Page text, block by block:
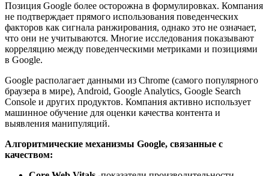
Позиция Google более осторожна в формулировках. Компания
не подтверждает прямого использования поведенческих
факторов как сигнала ранжирования, однако это не означает,
что они не учитываются. Многие исследования показывают
корреляцию между поведенческими метриками и позициями
в Google.
Google располагает данными из Chrome (самого популярного
браузера в мире), Android, Google Analytics, Google Search
Console и других продуктов. Компания активно использует
машинное обучение для оценки качества контента и
выявления манипуляций.
Алгоритмические механизмы Google, связанные с
качеством: